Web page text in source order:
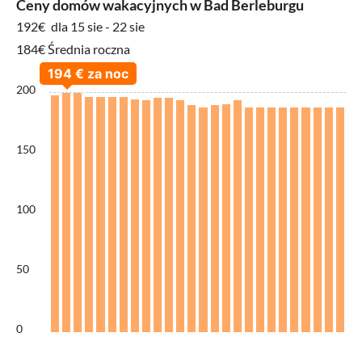
Ceny domów wakacyjnych w Bad Berleburgu
192€ dla 15 sie - 22 sie
184€ Średnia roczna
200
150
100
50
0